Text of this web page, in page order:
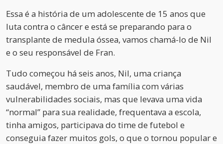
Essa é a história de um adolescente de 15 anos que
luta contra o câncer e está se preparando para o
transplante de medula óssea, vamos chamá-lo de Nil
e o seu responsável de Fran.
Tudo começou há seis anos, Nil, uma criança
saudável, membro de uma família com várias
vulnerabilidades sociais, mas que levava uma vida
“normal” para sua realidade, frequentava a escola,
tinha amigos, participava do time de futebol e
conseguia fazer muitos gols, o que o tornou popular e